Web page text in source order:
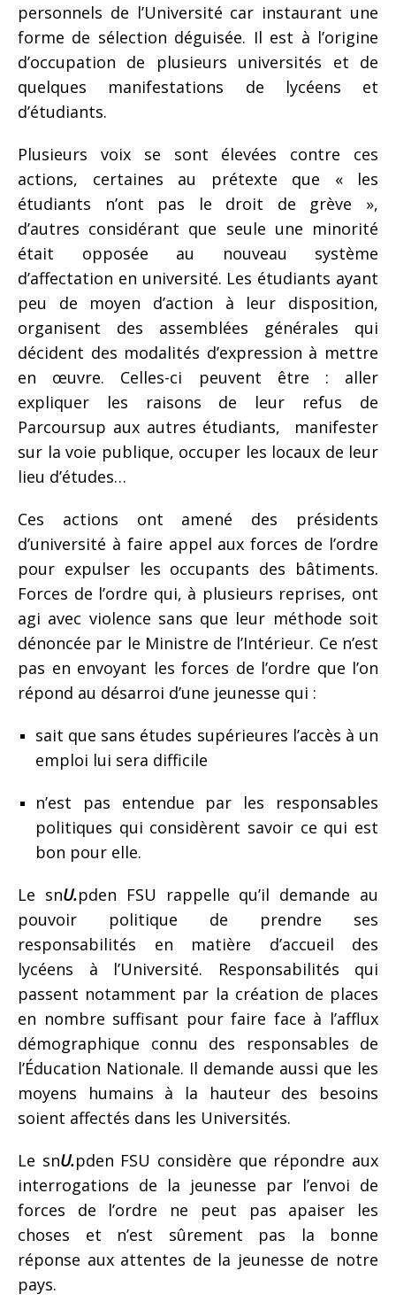
personnels de l’Université car instaurant une
forme de sélection déguisée. Il est à l’origine
d’occupation de plusieurs universités et de
quelques manifestations de lycéens et
d’étudiants.
Plusieurs voix se sont élevées contre ces
actions, certaines au prétexte que « les
étudiants n’ont pas le droit de grève »,
d’autres considérant que seule une minorité
était opposée au nouveau système
d’affectation en université. Les étudiants ayant
peu de moyen d’action à leur disposition,
organisent des assemblées générales qui
décident des modalités d’expression à mettre
en œuvre. Celles-ci peuvent être : aller
expliquer les raisons de leur refus de
Parcoursup aux autres étudiants, manifester
sur la voie publique, occuper les locaux de leur
lieu d’études…
Ces actions ont amené des présidents
d’université à faire appel aux forces de l’ordre
pour expulser les occupants des bâtiments.
Forces de l’ordre qui, à plusieurs reprises, ont
agi avec violence sans que leur méthode soit
dénoncée par le Ministre de l’Intérieur. Ce n’est
pas en envoyant les forces de l’ordre que l’on
répond au désarroi d’une jeunesse qui :
sait que sans études supérieures l’accès à un
emploi lui sera difficile
n’est pas entendue par les responsables
politiques qui considèrent savoir ce qui est
bon pour elle.
Le snU.pden FSU rappelle qu’il demande au
pouvoir politique de prendre ses
responsabilités en matière d’accueil des
lycéens à l’Université. Responsabilités qui
passent notamment par la création de places
en nombre suffisant pour faire face à l’afflux
démographique connu des responsables de
l’Éducation Nationale. Il demande aussi que les
moyens humains à la hauteur des besoins
soient affectés dans les Universités.
Le snU.pden FSU considère que répondre aux
interrogations de la jeunesse par l’envoi de
forces de l’ordre ne peut pas apaiser les
choses et n’est sûrement pas la bonne
réponse aux attentes de la jeunesse de notre
pays.